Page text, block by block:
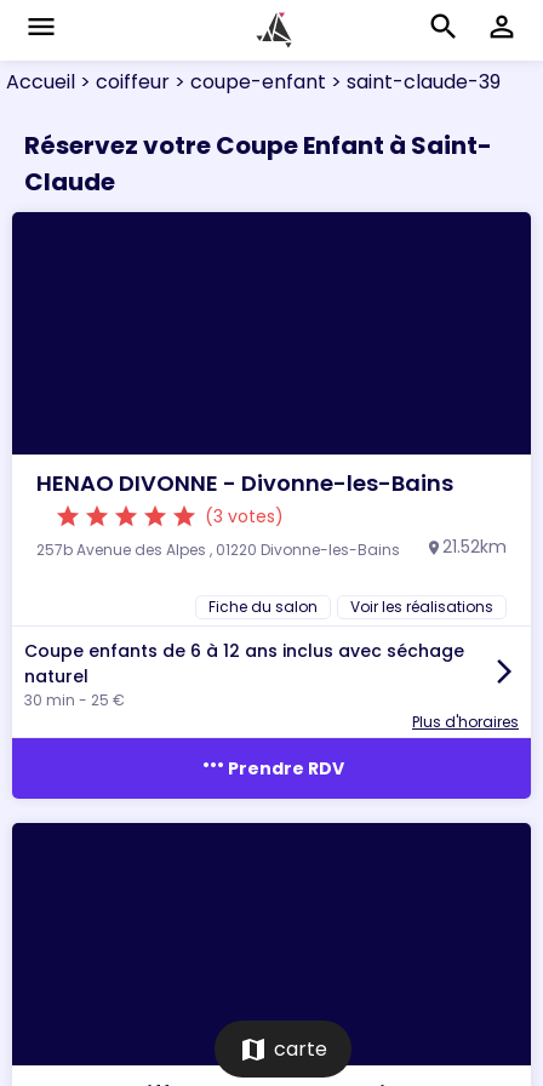
menu search perm_identity
Accueil > coiffeur > coupe-enfant > saint-claude-39
Réservez votre Coupe Enfant à Saint-
Claude
HENAO DIVONNE - Divonne-les-Bains
star star star star star (3 votes)
257b Avenue des Alpes , 01220 Divonne-les-Bains location_on 21.52km
Fiche du salon Voir les réalisations
Coupe enfants de 6 à 12 ans inclus avec séchage
naturel
30 min - 25 €
arrow_forward_ios
Plus d'horaires
more_horiz Prendre RDV
map carte